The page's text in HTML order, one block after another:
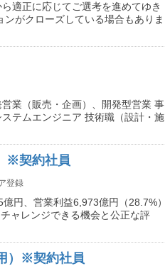
適正に応じてご選考を進めてゆき
がクローズしている場合もありま
業（販売・企画）、開発型営業 事
テムエンジニア 技術職（設計・施
※契約社員
登録
円、営業利益6,973億円（28.7%）
ャレンジできる機会と公正な評
）※契約社員